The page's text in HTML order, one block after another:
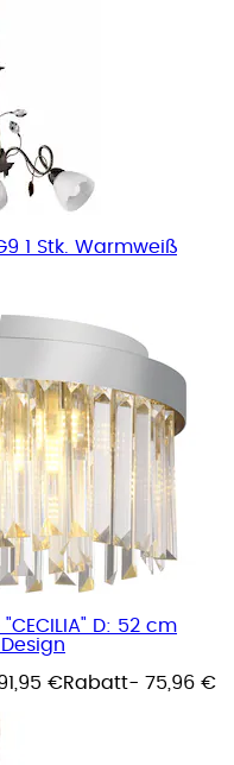
1 Stk. Warmweiß
D: 52 cm
€Rabatt- 75,96 €